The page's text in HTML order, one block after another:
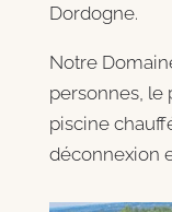
Dordogne.
Notre
personnes, le
piscine
déconnexion